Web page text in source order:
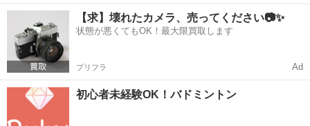
月曜 黄檗体育館 18時～22時 8月5日 水曜 西宇治体育館 18時
～22時 8月7日 金曜 黄檗体育館 18時～22時 8月10日...
京都 城陽市 城陽駅 バドミントン 西宇治
【求】壊れたカメラ、売ってください📷✨
状態が悪くてもOK！最大限買取します
プリフラ Ad
初心者未経験OK！バドミントン